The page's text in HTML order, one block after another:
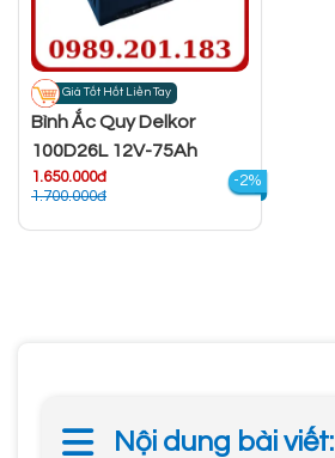
Giá Tốt Hốt Liền Tay
Bình Ắc Quy Delkor
100D26L 12V-75Ah
1.650.000đ
1.700.000đ
-2%
Nội dung bài viết: